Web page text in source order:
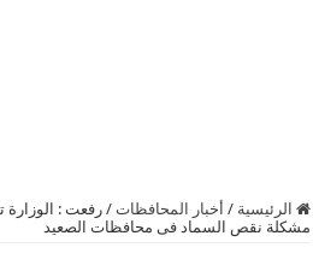
الرئيسية / أخبار المحافظات / رفعت :
مشكلة نقص السماد فى محافظات الصعيد